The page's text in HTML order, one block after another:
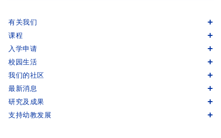
有关我们
课程
入学申请
校园生活
我们的社区
最新消息
研究及成果
支持幼教发展